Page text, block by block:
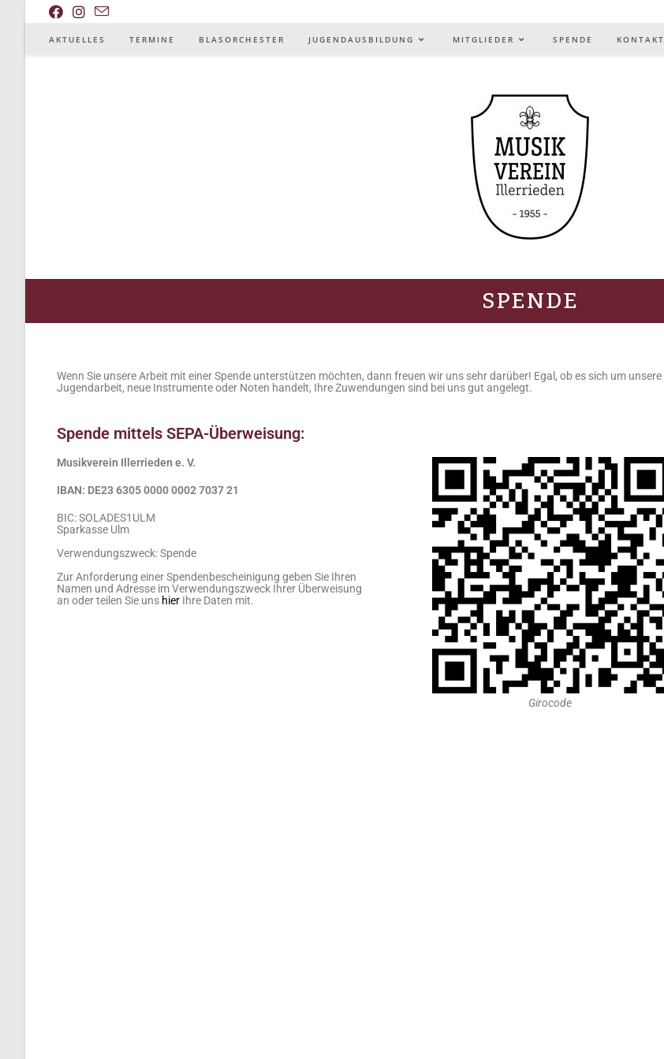
AKTUELLES TERMINE BLASORCHESTER JUGENDAUSBILDUNG MITGLIEDER SPENDE KONTAKT
SPENDE
Wenn Sie unsere Arbeit mit einer Spende unterstützen möchten, dann freuen wir uns sehr darüber! Egal, ob es sich um unsere
Jugendarbeit, neue Instrumente oder Noten handelt, Ihre Zuwendungen sind bei uns gut angelegt.
Spende mittels SEPA-Überweisung:
Musikverein Illerrieden e. V.
IBAN: DE23 6305 0000 0002 7037 21
BIC: SOLADES1ULM
Sparkasse Ulm
Verwendungszweck: Spende
Zur Anforderung einer Spendenbescheinigung geben Sie Ihren
Namen und Adresse im Verwendungszweck Ihrer Überweisung
an oder teilen Sie uns hier Ihre Daten mit.
Girocode